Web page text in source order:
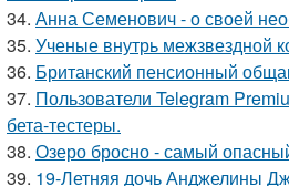
34. Анна Семенович - о своей
35. Ученые внутрь межзвездной
36. Британский пенсионный
37. Пользователи Telegram
бета-тестеры.
38. Озеро бросно - самый
39. 19-Летняя дочь Анджелины